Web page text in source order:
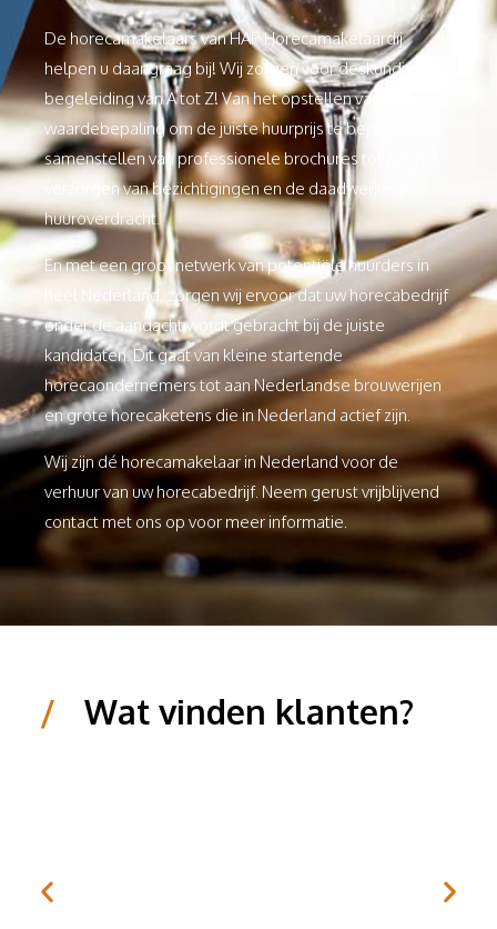
De horecamakelaars van HAP Horecamakelaardij
helpen u daar graag bij! Wij zorgen voor deskundige
begeleiding van A tot Z! Van het opstellen van een
waardebepaling om de juiste huurprijs te bepalen, het
samenstellen van professionele brochures tot aan het
verzorgen van bezichtigingen en de daadwerkelijke
huuroverdracht.
En met een groot netwerk van potentiële huurders in
heel Nederland, zorgen wij ervoor dat uw horecabedrijf
onder de aandacht wordt gebracht bij de juiste
kandidaten. Dit gaat van kleine startende
horecaondernemers tot aan Nederlandse brouwerijen
en grote horecaketens die in Nederland actief zijn.
Wij zijn dé horecamakelaar in Nederland voor de
verhuur van uw horecabedrijf. Neem gerust vrijblijvend
contact met ons op voor meer informatie.
/ Wat vinden klanten?